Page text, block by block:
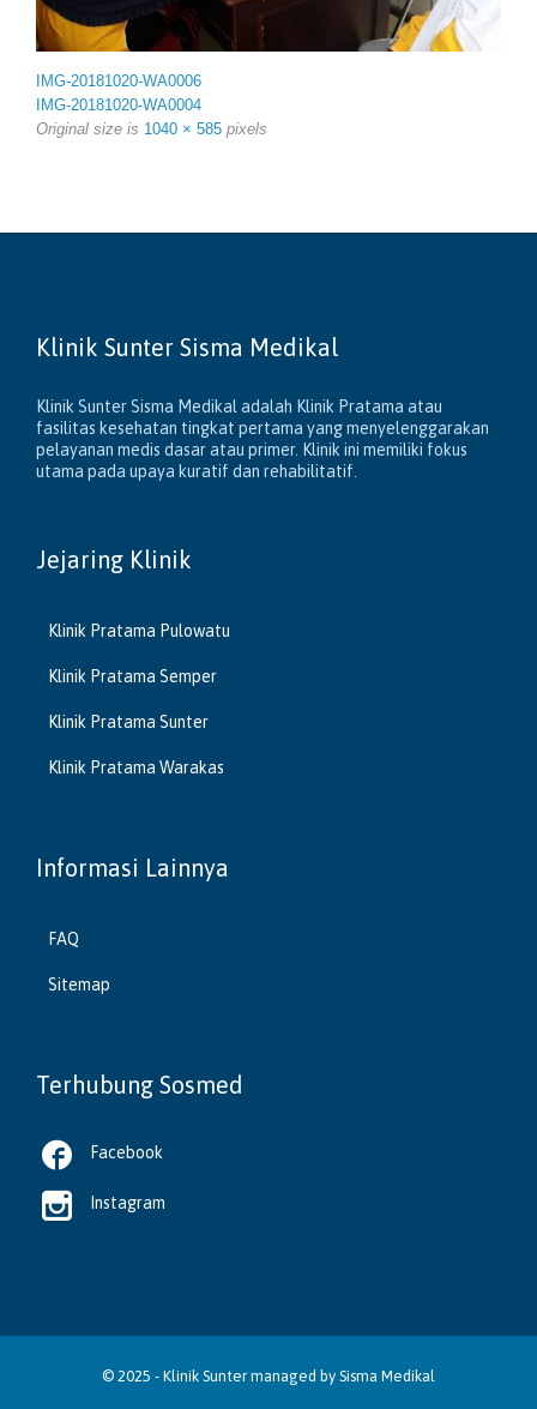
IMG-20181020-WA0006
IMG-20181020-WA0004
Original size is 1040 × 585 pixels
Klinik Sunter Sisma Medikal
Klinik Sunter Sisma Medikal adalah Klinik Pratama atau
fasilitas kesehatan tingkat pertama yang menyelenggarakan
pelayanan medis dasar atau primer. Klinik ini memiliki fokus
utama pada upaya kuratif dan rehabilitatif.
Jejaring Klinik
Klinik Pratama Pulowatu
Klinik Pratama Semper
Klinik Pratama Sunter
Klinik Pratama Warakas
Informasi Lainnya
FAQ
Sitemap
Terhubung Sosmed
 Facebook
 Instagram
© 2025 - Klinik Suntermanaged by Sisma Medikal